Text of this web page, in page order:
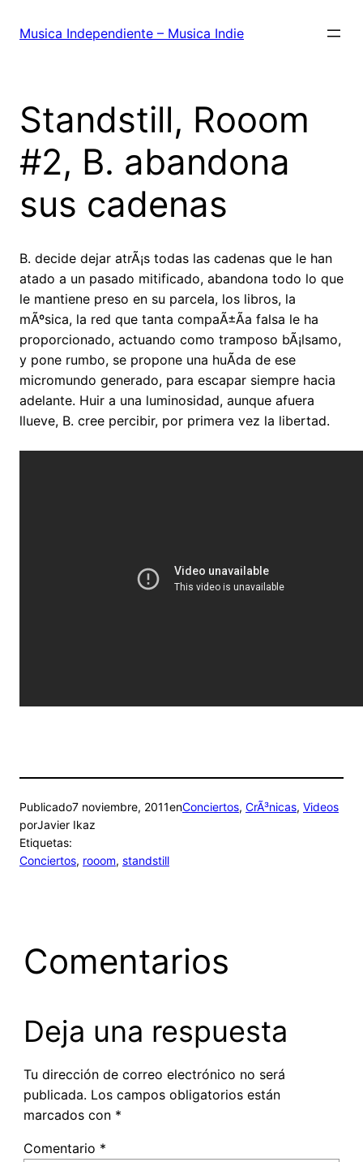
Musica Independiente – Musica Indie
Standstill, Rooom
#2, B. abandona
sus cadenas
B. decide dejar atrÃ¡s todas las cadenas que le han
atado a un pasado mitificado, abandona todo lo que
le mantiene preso en su parcela, los libros, la
mÃºsica, la red que tanta compaÃ±Ã­a falsa le ha
proporcionado, actuando como tramposo bÃ¡lsamo,
y pone rumbo, se propone una huÃ­da de ese
micromundo generado, para escapar siempre hacia
adelante. Huir a una luminosidad, aunque afuera
llueve, B. cree percibir, por primera vez la libertad.
Publicado7 noviembre, 2011enConciertos, CrÃ³nicas, Videos
porJavier Ikaz
Etiquetas:
Conciertos, rooom, standstill
Comentarios
Deja una respuesta
Tu dirección de correo electrónico no será
publicada. Los campos obligatorios están
marcados con *
Comentario *